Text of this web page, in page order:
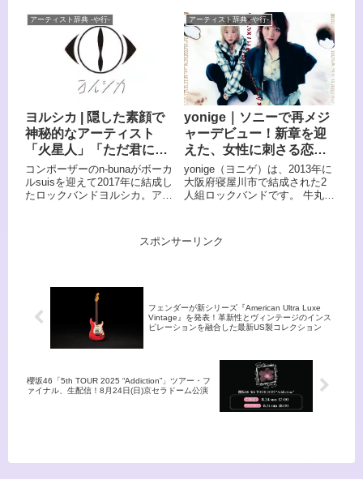
す。 本記事では、夜の本気ダン
スのメンバーや来歴、おすすめ
曲までたっぷりとご紹介しま
シャツ屋さんの世界に飛び込ん
でみましょう。
GARDEN（ユニゾン・スクエ
ア・ガーデン）。 略称は「ユニ
ゾン」で、斎藤宏介(ボーカル&
ギター)、田淵智也(ベース)、鈴
木貴雄(ドラム)の3人で構成され
る3ピースロックバンドです。
エッジが効いたコンビネーショ
魅力で、アニメ「血界戦線」エ
ンディング主題歌「シュガーソ
ングとビターステップ」で大ブ
レイクしました。 結成20周年
を迎え、日本武道館での記念公
演も成功させています。 この記
事では、ロックとポップの新世
が楽曲プロデュースを手がけた
シングルでメジャーデビュー
し、米テキサス州で行われる世
界最大級の音楽フェス
「SXSW」に2年連続出演する
など、その活動は国内にとどま
りません。 楽曲「星月夜」はテ
レビ朝日系ドラマ「星降る夜
に」の主題歌として話題を集
め、リリースから3カ月足らず
でストリーミング再生数5,000
万回を突破、最終的に4億回を
超えるという驚異的な記録を打
ち立てました。 この記事で
は、そんな由薫のプロフィー
アーティスト辞典 -や行-
ヨルシカ | 隠した素顔で
神秘的なアーティスト
「火星人」「ただ君に晴
れ」文学的な歌詞と、魅
惑のメロディが持つ魔力
コンポーザーのn-bunaがボーカ
ルsuisを迎えて2017年に結成し
たロックバンドヨルシカ。アニ
文学的で深い歌詞とsuisの透明
が作品より前に出ないようにし
たい」というポリシーから、素
顔やプロフィールは一切明かし
ていない神秘的なバンドであり
ながら、ライブパフォーマンス
では圧倒的な表現力で観客の心
郎の詩を引用した「火星人」
や、小説「アルジャーノン」か
アーティスト辞典 -や行-
yonige｜ソニーで再メジ
ャーデビュー！新章を迎
えた、女性に刺さる恋愛
観で魅せるガールズバン
ド
yonige（ヨニゲ）は、2013年に
大阪府寝屋川市で結成された2
人組ロックバンドです。 牛丸あ
「ソリッドなバンドサウンドと
ポップなメロディ、恋愛や人生
Spring」収録の「アボカド」の
MVはYouTubeで2070万回以上
ジック）よりメジャーデビュ
ー、日本武道館ワンマンの
SOLD OUT達成、47都道府県ツ
アーの完走、そして2026年には
ソニー・ミュージックレーベル
スポンサーリンク
フェンダーが新シリーズ『American Ultra Luxe
Vintage』を発表！革新性とヴィンテージのインス
ピレーションを融合した最新US製コレクション
櫻坂46「5th TOUR 2025 “Addiction”」ツアー・フ
ァイナル、生配信！8月24日(日)京セラドーム公演